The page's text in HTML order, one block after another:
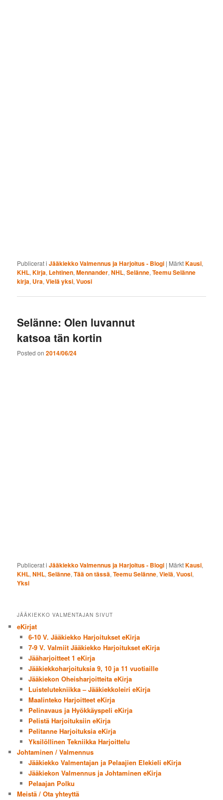
Publicerat i Jääkiekko Valmennus ja Harjoitus - Blogi | MärktKausi,
KHL,Kirja, Lehtinen,Mennander,NHL,Selänne,Teemu Selänne
kirja, Ura,Vielä yksi,Vuosi
Selänne: Olen luvannut
katsoa tän kortin
Posted on2014/06/24
Publicerat i Jääkiekko Valmennus ja Harjoitus - Blogi | MärktKausi,
KHL,NHL,Selänne,Tää on tässä,Teemu Selänne,Vielä,Vuosi,
Yksi
JÄÄKIEKKO VALMENTAJAN SIVUT
eKirjat
6-10 V. Jääkiekko Harjoitukset eKirja
7-9 V. Valmiit Jääkiekko Harjoitukset eKirja
Jääharjoitteet 1 eKirja
Jääkiekkoharjoituksia 9, 10 ja 11 vuotiaille
Jääkiekon Oheisharjoitteita eKirja
Luistelutekniikka – Jääkiekkoleiri eKirja
Maalinteko Harjoitteet eKirja
Pelinavaus ja Hyökkäyspeli eKirja
Pelistä Harjoituksiin eKirja
Pelitanne Harjoituksia eKirja
Yksilöllinen Tekniikka Harjoittelu
Johtaminen / Valmennus
Jääkiekko Valmentajan ja Pelaajien Elekieli eKirja
Jääkiekon Valmennus ja Johtaminen eKirja
Pelaajan Polku
Meistä / Ota yhteyttä